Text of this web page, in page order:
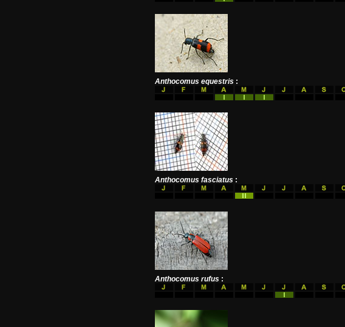
Anthocomus equestris :
Anthocomus fasciatus :
Anthocomus rufus :